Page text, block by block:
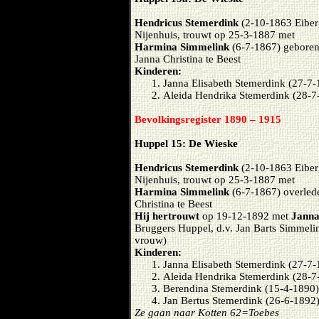
Hendricus Stemerdink(2-10-1863
Nijenhuis, trouwt op 25-3-1887 met
Harmina Simmelink(6-7-1867)
Janna Christina te Beest
Kinderen:
Janna Elisabeth Stemerdink (27-
Aleida Hendrika Stemerdink (28-
Bevolkingsregister 1890 – 1915
Huppel 15: De Wieske
Hendricus Stemerdink(2-10-1863
Nijenhuis, trouwt op 25-3-1887 met
Harmina Simmelink(6-7-1867)
Christina te Beest
Hij hertrouwt op 19-12-1892 met
Bruggers Huppel, d.v. Jan Barts
vrouw)
Kinderen:
Janna Elisabeth Stemerdink (27-
Aleida Hendrika Stemerdink (28-
Berendina Stemerdink (15-4-1890)
Jan Bertus Stemerdink (26-6-1892)
Ze gaan naar Kotten 62=Toebes